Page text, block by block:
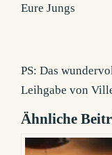
Eure Jungs
PS: Das
Leihgabe von
Ähnliche